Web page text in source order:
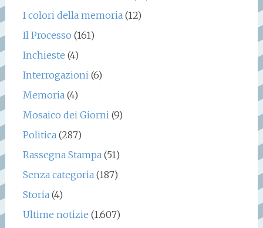
I colori della memoria(12)
Il Processo (161)
Inchieste (4)
Interrogazioni(6)
Memoria(4)
Mosaico dei Giorni(9)
Politica(287)
Rassegna Stampa(51)
Senza categoria(187)
Storia(4)
Ultime notizie (1.607)